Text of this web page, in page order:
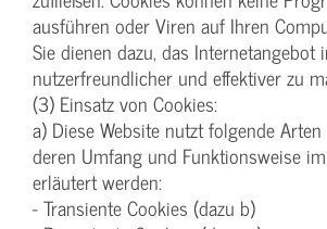
ausführen oder Viren auf Ihren
Sie dienen dazu, das Internetangebot
nutzerfreundlicher und effektiver zu
(3) Einsatz von Cookies:
a) Diese Website nutzt folgende
deren Umfang und Funktionsweise
erläutert werden:
- Transiente Cookies (dazu b)